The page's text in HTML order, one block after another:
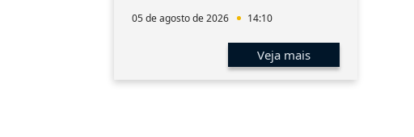
05 de agosto de 2026 14:10
Veja mais